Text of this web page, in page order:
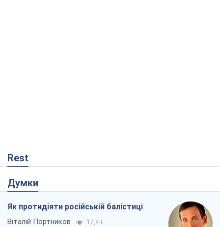
Rest
Думки
Як протидіяти російській балістиці
Віталій Портников 17,4 т.